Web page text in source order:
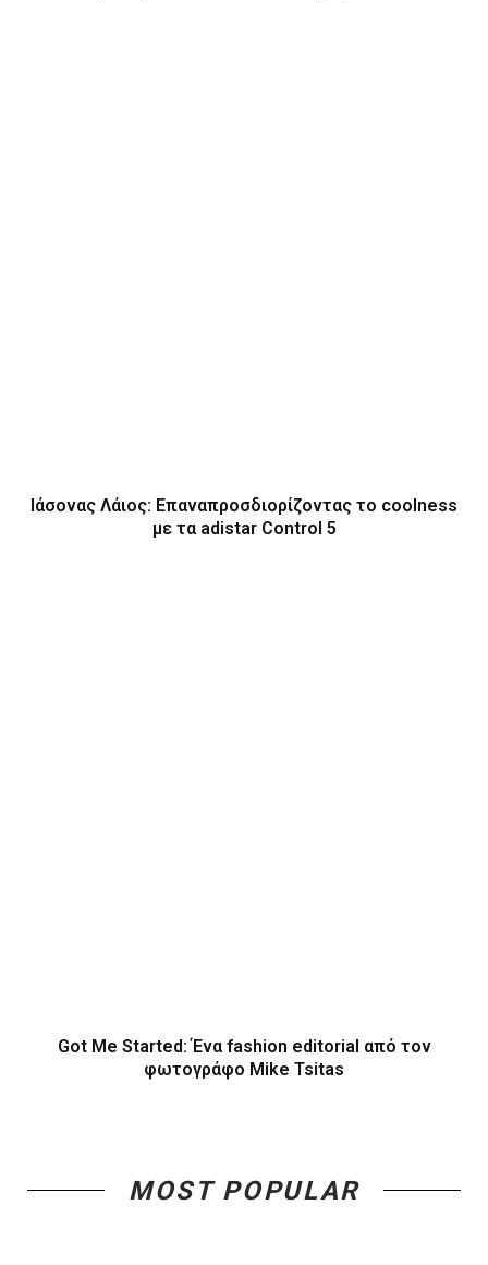
Ιάσονας Λάιος: Επαναπροσδιορίζοντας το coolness
με τα adistar Control 5
Got Me Started: Ένα fashion editorial από τον
φωτογράφο Mike Tsitas
MOST POPULAR